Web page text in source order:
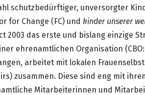
schutzbedürftiger, unversorgter
for Change (FC) und kinder unserer
2003 das erste und bislang einzige
ehrenamtlichen Organisation
arbeitet mit lokalen
zusammen. Diese sind eng mit
Mitarbeiterinnen und